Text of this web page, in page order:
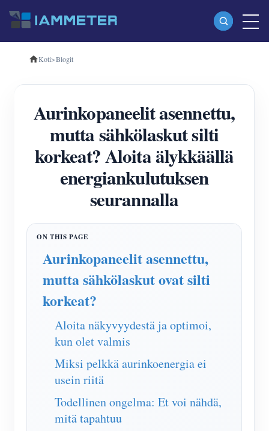
Tuotteet
Kolmivaiheinen Wi-Fi-energiamittari (WEM3080T)
Kolmivaiheinen Wi-Fi-energiamittari (WEM3046T)
Kolmivaiheinen Wi-Fi-energiamittari (WEM3050T)
WiFi-virranohjain
IAMMETER Cloud Pro
IAMMETER Simulaattori
Virtuaalinen mittari
Energian ennuste- ja simulointijärjestelmä
Sovellukset
Aurinkosähköjärjestelmän energianäyttö
PV-lämmittimen ohjausjärjestelmä
Store
Resurssit
Tuotteen pika-aloitus
Yhteisö
Koti>Blogit
Aurinkopaneelit asennettu,
mutta sähkölaskut silti
korkeat? Aloita älykkäällä
energiankulutuksen
seurannalla
Aurinkopaneelit asennettu,
mutta sähkölaskut ovat silti
korkeat?
Aloita näkyvyydestä ja optimoi,
kun olet valmis
Miksi pelkkä aurinkoenergia ei
usein riitä
Todellinen ongelma: Et voi nähdä,
mitä tapahtuu